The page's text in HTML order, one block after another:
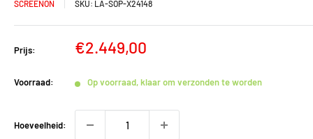
SCREENON SKU: LA-SOP-X24148
Prijs: Verkoopprijs
€2.449,00
Voorraad: Op voorraad, klaar om verzonden te worden
Hoeveelheid: